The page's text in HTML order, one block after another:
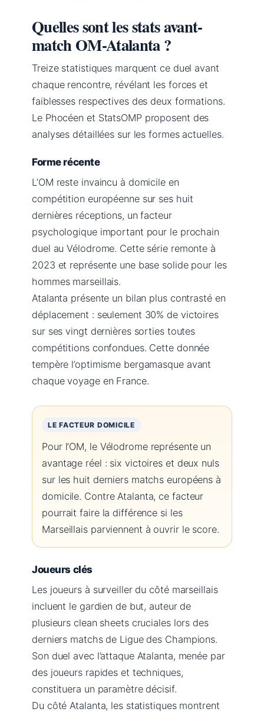
Quelles sont les stats avant-
match OM-Atalanta ?
Treize statistiques marquent ce duel avant
chaque rencontre, révélant les forces et
faiblesses respectives des deux formations.
Le Phocéen et StatsOMP proposent des
analyses détaillées sur les formes actuelles.
Forme récente
L’OM reste invaincu à domicile en
compétition européenne sur ses huit
dernières réceptions, un facteur
psychologique important pour le prochain
duel au Vélodrome. Cette série remonte à
2023 et représente une base solide pour les
hommes marseillais.
Atalanta présente un bilan plus contrasté en
déplacement : seulement 30% de victoires
sur ses vingt dernières sorties toutes
compétitions confondues. Cette donnée
tempère l’optimisme bergamasque avant
chaque voyage en France.
LE FACTEUR DOMICILE
Pour l’OM, le Vélodrome représente un
avantage réel : six victoires et deux nuls
sur les huit derniers matchs européens à
domicile. Contre Atalanta, ce facteur
pourrait faire la différence si les
Marseillais parviennent à ouvrir le score.
Joueurs clés
Les joueurs à surveiller du côté marseillais
incluent le gardien de but, auteur de
plusieurs clean sheets cruciales lors des
derniers matchs de Ligue des Champions.
Son duel avec l’attaque Atalanta, menée par
des joueurs rapides et techniques,
constituera un paramètre décisif.
Du côté Atalanta, les statistiques montrent